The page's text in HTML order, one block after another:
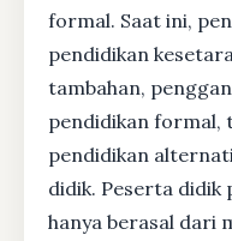
formal. Saat ini,
pendidikan
tambahan,
pendidikan formal,
pendidikan
didik. Peserta didik
hanya berasal dari